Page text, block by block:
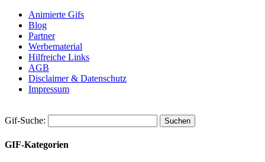
Animierte Gifs
Blog
Partner
Werbematerial
Hilfreiche Links
AGB
Disclaimer & Datenschutz
Impressum
Gif-Suche:
GIF-Kategorien